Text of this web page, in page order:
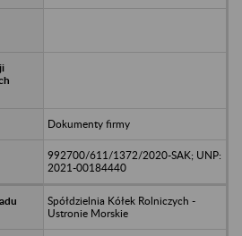
Dokumenty firmy
992700/611/1372/2020-SAK; UNP:
2021-00184440
Spółdzielnia Kółek Rolniczych -
Ustronie Morskie